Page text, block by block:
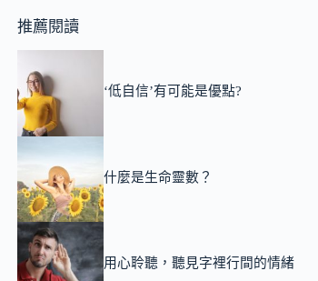
推薦閱讀
‘低自信’有可能是優點?
什麼是生命靈數？
用心聆聽，聽見字裡行間的情緒